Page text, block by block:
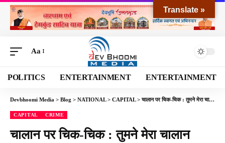
Aa
POLITICS ENTERTAINMENT ENTERTAINMENT
Devbhoomi Media > Blog > NATIONAL> CAPITAL>चालान पर चिक-चिक : तुमने मेरा चालान काटा, मैं तुम्हारी बिजली काट दूंगा
CAPITAL CRIME
चालान पर चिक-चिक : तुमने मेरा चालान
Translate »